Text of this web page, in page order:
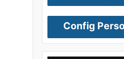
Config